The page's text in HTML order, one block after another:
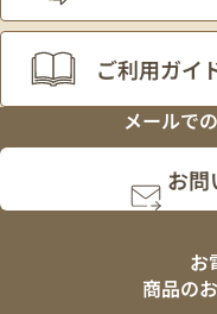
ご利用ガイ
メールでの
お問
お
商品の